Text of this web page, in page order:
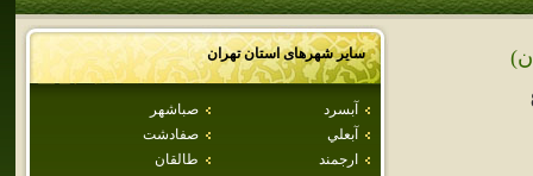
سایر شهرهای استانتهران
آبسرد
صباشهر
آبعلي
صفادشت
ارجمند
طالقان